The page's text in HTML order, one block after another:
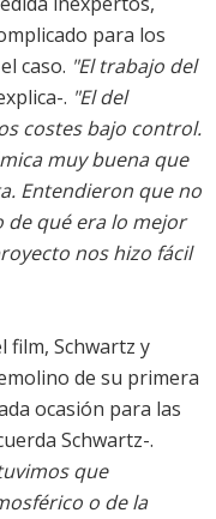
para los
caso. "El trabajo del
. "El del
costes bajo control.
muy buena que
Entendieron que no
de qué era lo mejor
nos hizo fácil
film, Schwartz y
de su primera
ocasión para las
Schwartz-.
que
o de la